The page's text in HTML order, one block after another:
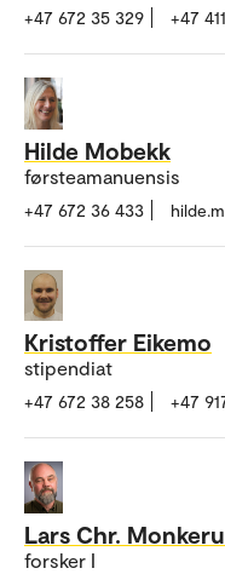
+47 672 35 329 +47
Hilde Mobekk
førsteamanuensis
+47 672 36 433
Kristoffer Eikemo
stipendiat
+47 672 38 258 +47
Lars Chr.
forsker I